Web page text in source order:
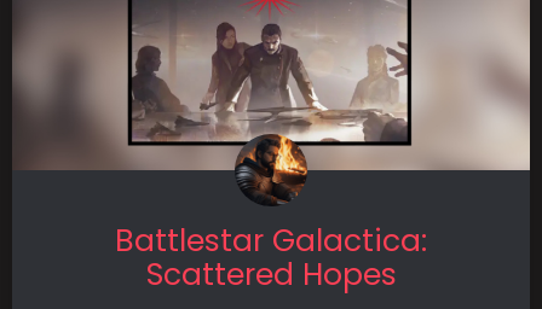
Battlestar Galactica:
Scattered Hopes